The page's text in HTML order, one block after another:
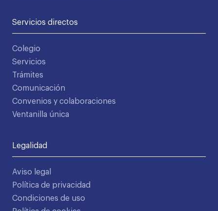
Servicios directos
Colegio
Servicios
Trámites
Comunicación
Convenios y colaboraciones
Ventanilla única
Legalidad
Aviso legal
Política de privacidad
Condiciones de uso